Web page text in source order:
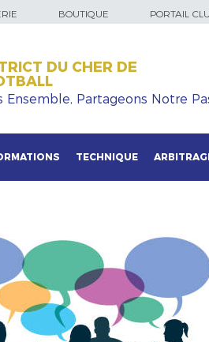
BOUTIQUE PORTAIL
DU CHER DE
Ensemble, Partageons Notre
TECHNIQUE